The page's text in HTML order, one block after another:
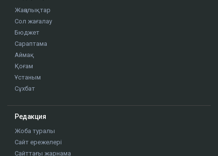
Жаңалықтар
Сол жағалау
Бюджет
Сараптама
Аймақ
Қоғам
Ұстаным
Сұхбат
Редакция
Жоба туралы
Сайт ережелері
Сайттағы жарнама